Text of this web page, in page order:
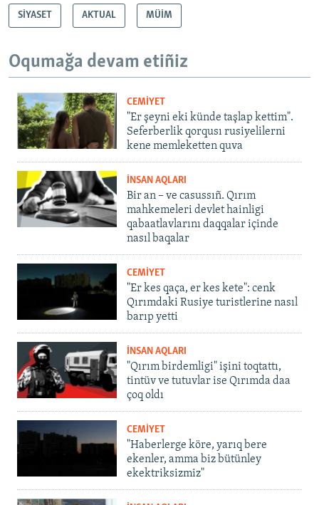
SİYASET AKTUAL MÜİM
Oqumağa devam etiñiz
CEMİYET
"Er şeyni eki künde taşlap kettim".
Seferberlik qorqusı rusiyelilerni
kene memleketten quva
İNSAN AQLARI
Bir an – ve casussıñ. Qırım
mahkemeleri devlet hainligi
qabaatlavlarını daqqalar içinde
nasıl baqalar
CEMİYET
"Er kes qaça, er kes kete": cenk
Qırımdaki Rusiye turistlerine nasıl
barıp yetti
İNSAN AQLARI
"Qırım birdemligi" işini toqtattı,
tintüv ve tutuvlar ise Qırımda daa
çoq oldı
CEMİYET
"Haberlerge köre, yarıq bere
ekenler, amma biz bütünley
ekektriksizmiz"